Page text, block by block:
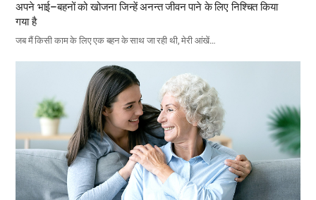
अपने भाई–बहनों को खोजना जिन्हें अनन्त जीवन पाने के लिए निश्चित किया
गया है
जब मैं किसी काम के लिए एक बहन के साथ जा रही थी, मेरी आंखें…